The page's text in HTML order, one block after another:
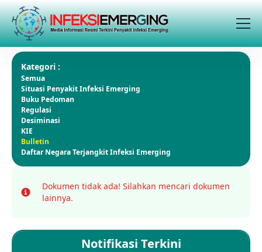
Kategori :
Semua
Situasi Penyakit Infeksi Emerging
Buku Pedoman
Regulasi
Desiminasi
KIE
Bulletin
Daftar Negara Terjangkit Infeksi Emerging
Info
Dokumen tidak ada! Silahkan mencari dokumen
lainnya.
Notifikasi Terkini